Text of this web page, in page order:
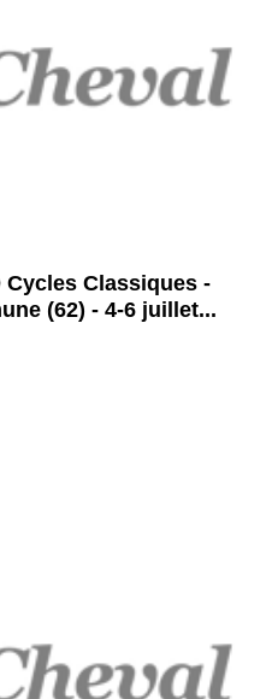
Cycles Classiques -
(62) - 4-6 juillet...